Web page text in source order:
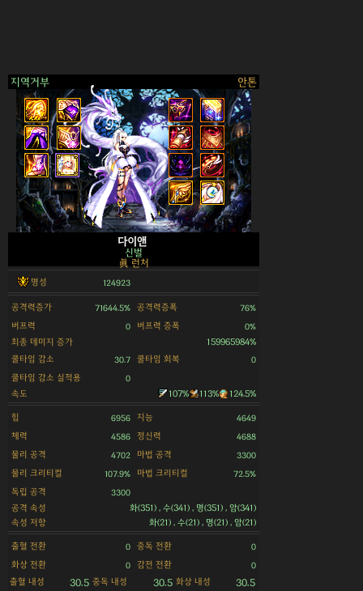
지역거부 안톤
>
다이앤
신벌
眞 런처
명성 124923
공격력증가 71644.5% 공격력증폭 76%
버프력 0 버프력 증폭 0%
최종 데미지 증가
159965984%
쿨타임 감소
30.7 쿨타임 회복 0
쿨타임 감소 실적용 0
속도 107% 113% 124.5%
힘 6956 지능 4649
체력 4586 정신력 4688
물리 공격 4702 마법 공격 3300
물리 크리티컬 107.9% 마법 크리티컬 72.5%
독립 공격 3300
공격 속성
화(351) , 수(341) , 명(351) , 암(341)
속성 저항
화(21) , 수(21) , 명(21) , 암(21)
출혈 전환 0 중독 전환 0
화상 전환 0 감전 전환 0
출혈 내성 30.5 중독 내성 30.5 화상 내성 30.5